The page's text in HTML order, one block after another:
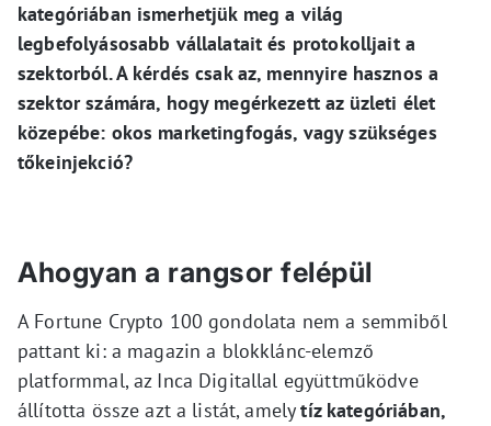
kategóriában ismerhetjük meg a világ
legbefolyásosabb vállalatait és protokolljait a
szektorból. A kérdés csak az, mennyire hasznos a
szektor számára, hogy megérkezett az üzleti élet
közepébe: okos marketingfogás, vagy szükséges
tőkeinjekció?
Ahogyan a rangsor felépül
A Fortune Crypto 100 gondolata nem a semmiből
pattant ki: a magazin a blokklánc-elemző
platformmal, az Inca Digitallal együttműködve
állította össze azt a listát, amelytíz kategóriában,